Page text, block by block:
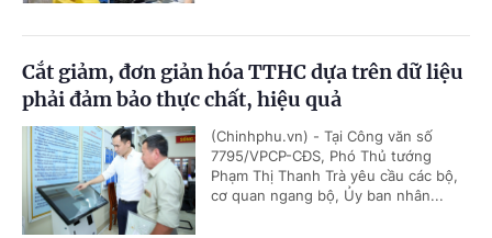
Cắt giảm, đơn giản hóa TTHC dựa trên dữ liệu
phải đảm bảo thực chất, hiệu quả
(Chinhphu.vn) - Tại Công văn số
7795/VPCP-CĐS, Phó Thủ tướng
Phạm Thị Thanh Trà yêu cầu các bộ,
cơ quan ngang bộ, Ủy ban nhân...